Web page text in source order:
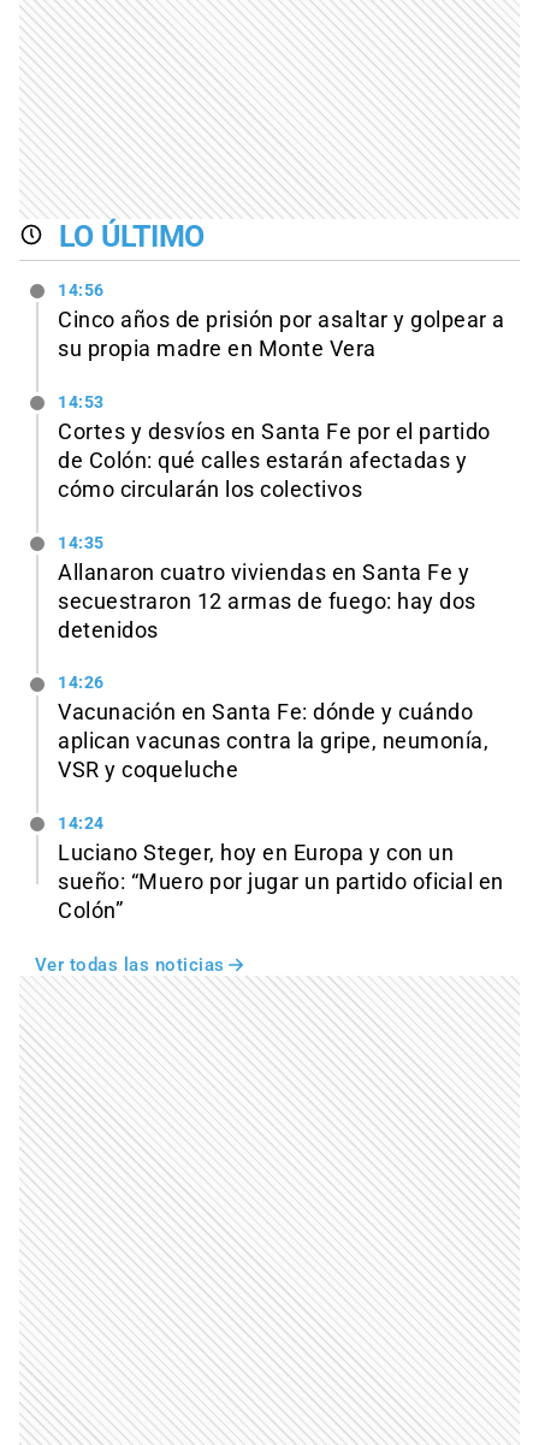
LO ÚLTIMO
14:56
Cinco años de prisión por asaltar y golpear a
su propia madre en Monte Vera
14:53
Cortes y desvíos en Santa Fe por el partido
de Colón: qué calles estarán afectadas y
cómo circularán los colectivos
14:35
Allanaron cuatro viviendas en Santa Fe y
secuestraron 12 armas de fuego: hay dos
detenidos
14:26
Vacunación en Santa Fe: dónde y cuándo
aplican vacunas contra la gripe, neumonía,
VSR y coqueluche
14:24
Luciano Steger, hoy en Europa y con un
sueño: “Muero por jugar un partido oficial en
Colón”
Ver todas las noticias